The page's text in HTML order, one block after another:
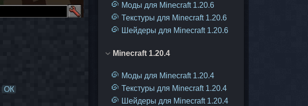
Моды для Minecraft 1.20.6
Текстуры для Minecraft 1.20.6
Шейдеры для Minecraft 1.20.6
Minecraft 1.20.4
Моды для Minecraft 1.20.4
Текстуры для Minecraft 1.20.4
Шейдеры для Minecraft 1.20.4
ОК